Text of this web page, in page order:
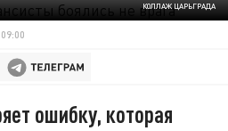
КОЛЛАЖ ЦАРЬГРАДА
ошибку, которая